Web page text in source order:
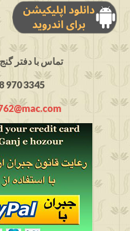
: تماس با دفتر
970 3345